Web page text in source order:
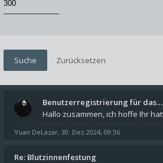
Benutzerregistrierung für das…
Yuan DeLazar, 30. Dez 2024, 09:36
Re: Blutzinnenfestung